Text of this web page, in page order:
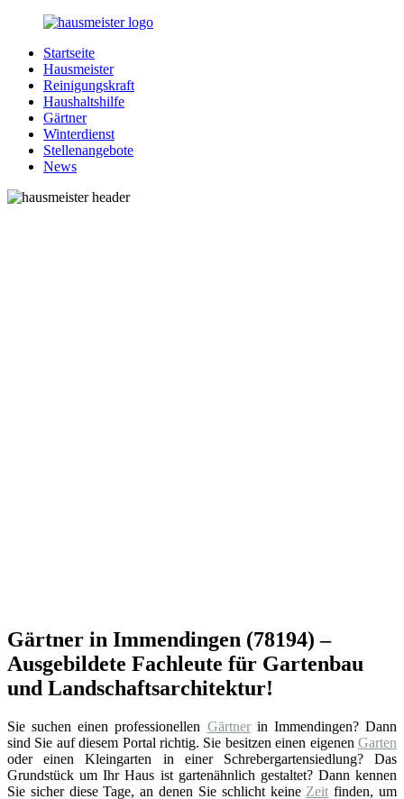
Zurück
Inhalt
Hausmeister.de
Alles
rund
Ihren
Haushalt
Startseite
Hausmeister
Reinigungskraft
Haushaltshilfe
Gärtner
Winterdienst
Stellenangebote
News
Gärtner in Immendingen (78194) –
Ausgebildete Fachleute für Gartenbau
und Landschaftsarchitektur!
Sie suchen einen professionellen Gärtnerin Immendingen? Dann
sind Sie auf diesem Portal richtig. Sie besitzen einen eigenen Garten
oder einen Kleingarten in einer Schrebergartensiedlung? Das
Grundstück um Ihr Haus ist gartenähnlich gestaltet? Dann kennen
Sie sicher diese Tage, an denen Sie schlicht keine Zeit finden, um